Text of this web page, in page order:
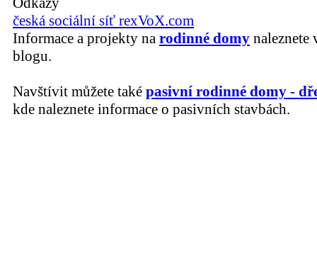
česká sociální síť rexVoX.com
Informace a projekty na rodinné domy naleznete
blogu.
Navštívit můžete také pasivní rodinné domy -
kde naleznete informace o pasivních stavbách.